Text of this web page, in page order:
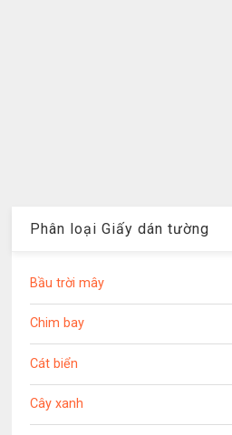
Phân loại Giấy dán tường
Bầu trời mây
Chim bay
Cát biển
Cây xanh